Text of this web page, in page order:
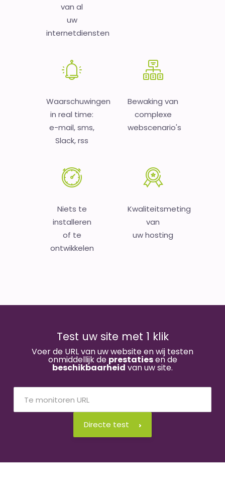
van al
uw
internetdiensten
Waarschuwingen
in real time:
e-mail, sms,
Slack, rss
Bewaking van
complexe
webscenario's
Niets te
installeren
of te
ontwikkelen
Kwaliteitsmeting
van
uw hosting
Test uw site met 1 klik
Voer de URL van uw website en wij testen
onmiddellijk de prestatiesen de
beschikbaarheid van uw site.
Directe test